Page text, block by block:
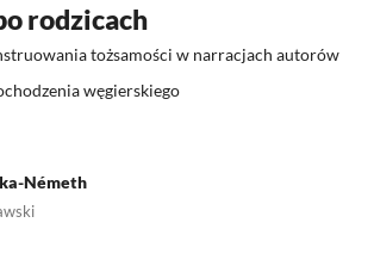
rodzicach
tożsamości w narracjach autorów
węgierskiego
Németh